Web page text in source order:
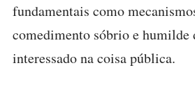
fundamentais como
comedimento sóbrio e humilde
interessado na coisa pública.